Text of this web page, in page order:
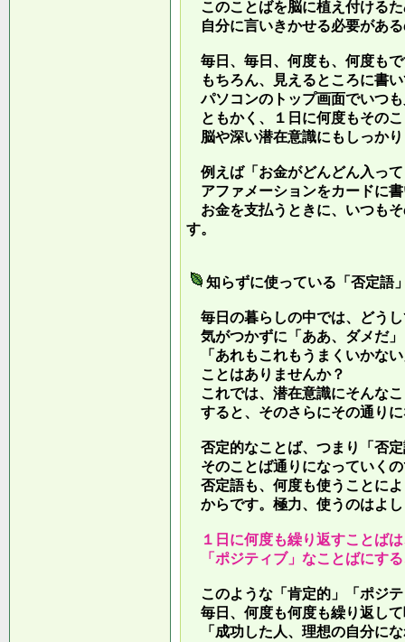
このことばを脳に植え付ける
自分に言いきかせる必要があ
毎日、毎日、何度も、何度も
もちろん、見えるところに書
パソコンのトップ画面でいつ
ともかく、１日に何度もその
脳や深い潜在意識にもしっか
例えば「お金がどんどん入っ
アファメーションをカードに
お金を支払うときに、いつも
す。
知らずに使っている「否定語
毎日の暮らしの中では、どう
気がつかずに「ああ、ダメだ
「あれもこれもうまくいかな
ことはありませんか？
これでは、潜在意識にそんな
すると、そのさらにその通り
否定的なことば、つまり「否
そのことば通りになっていく
否定語も、何度も使うことに
からです。極力、使うのはよ
１日に何度も繰り返すことば
「ポジティブ」なことばにす
このような「肯定的」「ポジ
毎日、何度も何度も繰り返し
「成功した人、理想の自分に